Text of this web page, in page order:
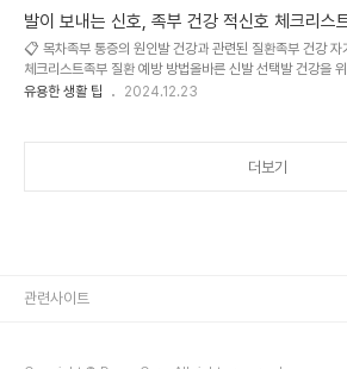
니다. 발 건강이 좋지 않으면 보행이 ..
발생하며, 적절한 진단과 맞춤형 치료가 필요합니다. 이 글에
에 대한 자세한 설명, 원인, 증상, 진단 방법, 치료법, 관리 팁,
도움이 되는 운동법에 대해 알아보겠습니다.평발이란 무엇인
발은 발의 아치 구조가 낮거나 없는 상태를 의미합니다. 발의
체중을 고르게 분산하고 충격을 흡수하는 중요한 역할을 합니
발이 보내는 신호, 족부 건강 적신호 체크리스
📋 목차족부 통증의 원인발 건강과 관련된 질환족부 건강 자
체크리스트족부 질환 예방 방법올바른 신발 선택발 건강을
언제 병원을 방문해야 하나요?족부 건강 관련 자주 묻는 질문
무시하기 쉽지만, 작은 이상 신호를 간과할 경우 만성적인 문
유용한 생활 팁 2024.12.23
더보기
관련사이트